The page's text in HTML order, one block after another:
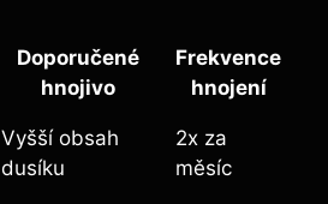
Doporučené
hnojivo
Frekvence
hnojení
Vyšší obsah
dusíku
2x za
měsíc